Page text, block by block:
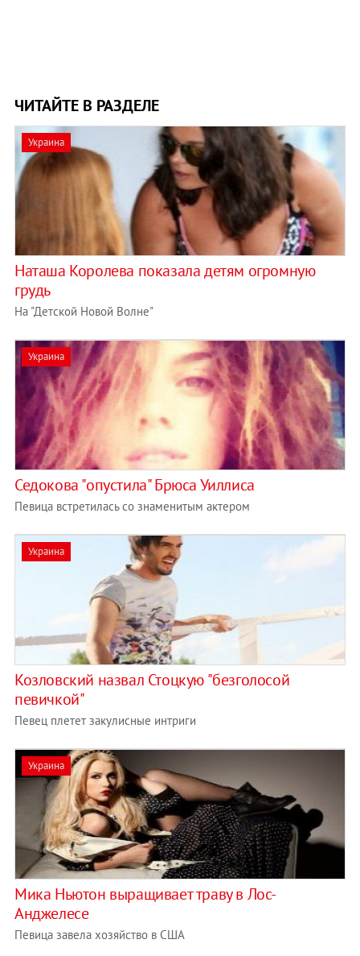
ЧИТАЙТЕ В РАЗДЕЛЕ
Украина
Наташа Королева показала детям огромную
грудь
На "Детской Новой Волне"
Украина
Седокова "опустила" Брюса Уиллиса
Певица встретилась со знаменитым актером
Украина
Козловский назвал Стоцкую "безголосой
певичкой"
Певец плетет закулисные интриги
Украина
​Мика Ньютон выращивает траву в Лос-
Анджелесе
Певица завела хозяйство в США